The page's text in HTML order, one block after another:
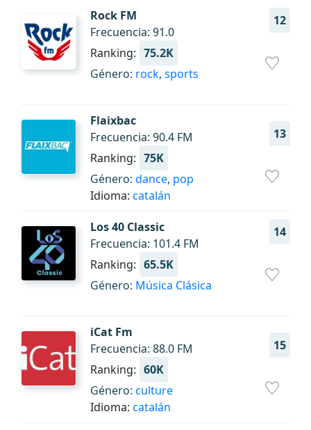
Rock FM 12
Frecuencia: 91.0
Ranking: 75.2K
Género: rock, sports
Flaixbac
13
Frecuencia: 90.4 FM
Ranking: 75K
Género: dance, pop
Idioma: catalán
Los 40 Classic 14
Frecuencia: 101.4 FM
Ranking: 65.5K
Género: Música Clásica
iCat Fm
15
Frecuencia: 88.0 FM
Ranking: 60K
Género: culture
Idioma: catalán